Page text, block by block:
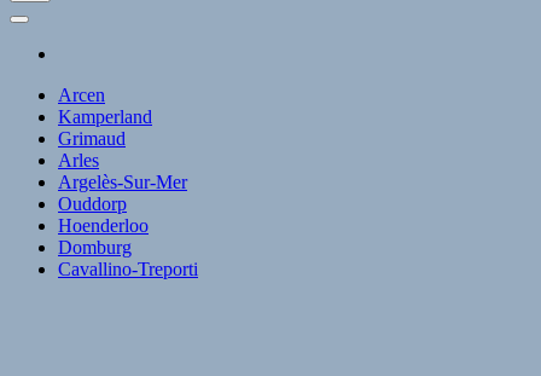
Arcen
Kamperland
Grimaud
Arles
Argelès-Sur-Mer
Ouddorp
Hoenderloo
Domburg
Cavallino-Treporti